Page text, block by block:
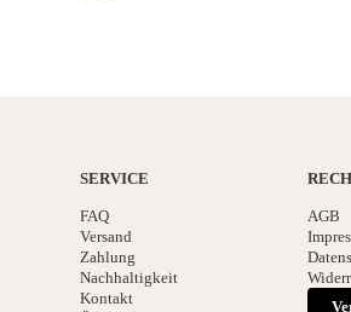
SERVICE
FAQ
Versand
Zahlung
Nachhaltigkeit
Kontakt
AGB